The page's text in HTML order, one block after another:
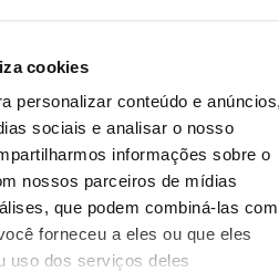
cookies
personalizar conteúdo e
sociais e analisar o nosso
informações sobre o
nossos parceiros de mídias
que podem combiná-las com
forneceu a eles ou que eles
uso dos serviços deles